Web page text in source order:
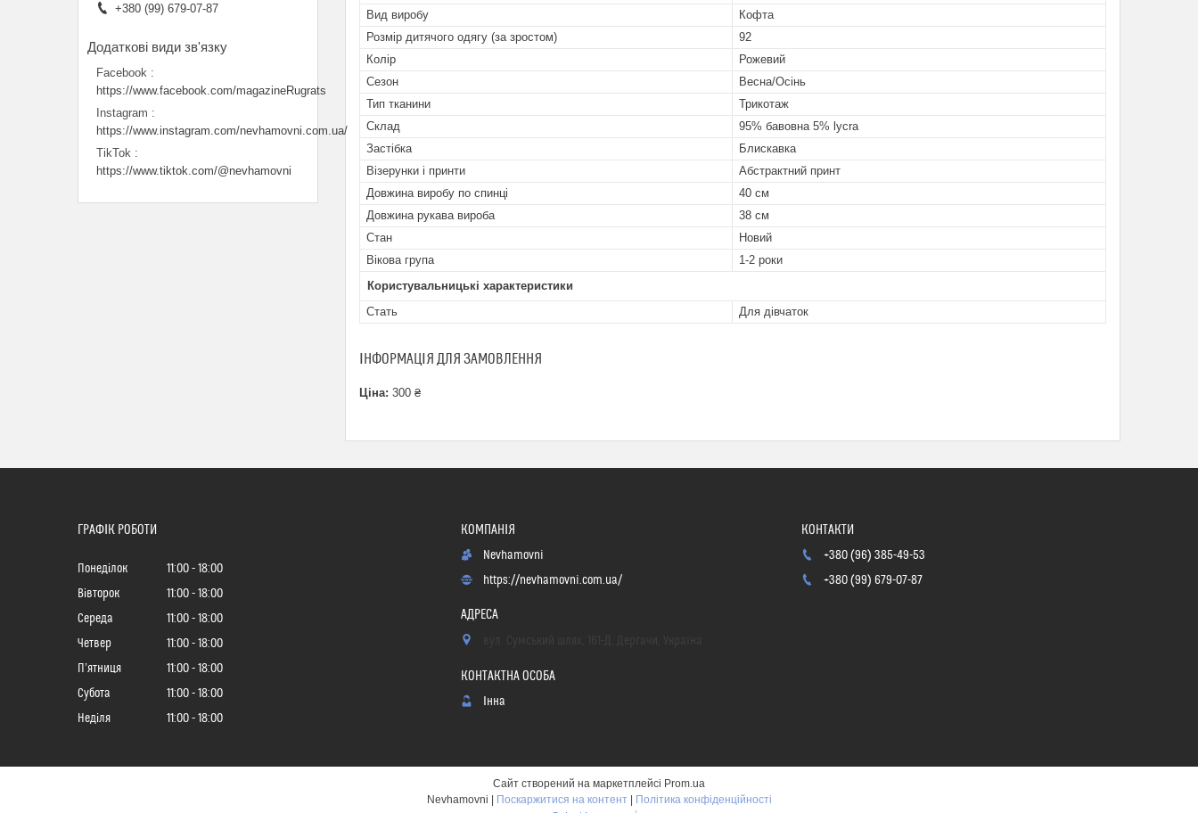
Вид виробу
Кофта
Розмір дитячого одягу (за зростом)
92
Колір
Рожевий
Сезон
Весна/Осінь
Тип тканини
Трикотаж
Склад
95% бавовна 5% lycra
Застібка
Блискавка
Візерунки і принти
Абстрактний принт
Довжина виробу по спинці
40 см
Довжина рукава вироба
38 см
Стан
Новий
Вікова група
1-2 роки
Користувальницькі характеристики
Стать
Для дівчаток
ІНФОРМАЦІЯ ДЛЯ ЗАМОВЛЕННЯ
Ціна: 300 ₴
+380 (99) 679-07-87
Facebook
https://www.facebook.com/magazineRugrats
Instagram
https://www.instagram.com/nevhamovni.com.ua/
TikTok
https://www.tiktok.com/@nevhamovni
ГРАФІК РОБОТИ
Понеділок 11:00
18:00
Вівторок
11:00
18:00
Середа
11:00
18:00
Четвер
11:00
18:00
Пʼятниця
11:00
18:00
Субота
11:00
18:00
Неділя
11:00 18:00
Nevhamovni
https://nevhamovni.com.ua/
Інна
+380 (96) 385-49-53
+380 (99) 679-07-87
Сайт створений на маркетплейсі Prom.ua
Поскаржитися на контент
Політика конфіденційності